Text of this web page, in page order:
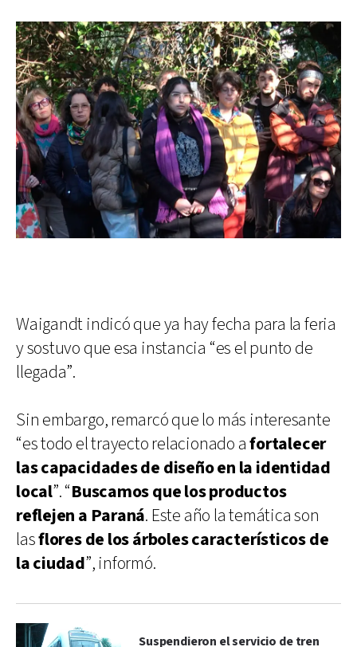
Waigandt indicó que ya hay fecha para la feria
y sostuvo que esa instancia “es el punto de
llegada”.
Sin embargo, remarcó que lo más interesante
“es todo el trayecto relacionado afortalecer
las capacidades de diseño en la identidad
local”. “Buscamos que los productos
reflejen a Paraná. Este año la temática son
lasflores de los árboles característicos de
la ciudad”, informó.
Suspendieron el servicio de tren